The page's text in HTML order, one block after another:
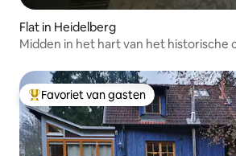
Flat in Heidelberg
Midden in het hart van het historische
Topfavoriet van gasten
Favoriet van gasten